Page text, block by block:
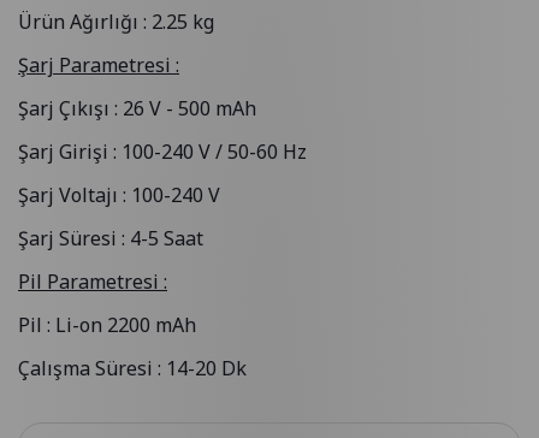
Ürün Ağırlığı : 2.25 kg
Şarj Parametresi :
Şarj Çıkışı : 26 V - 500 mAh
Şarj Girişi : 100-240 V / 50-60 Hz
Şarj Voltajı : 100-240 V
Şarj Süresi : 4-5 Saat
Pil Parametresi :
Pil : Li-on 2200 mAh
Çalışma Süresi : 14-20 Dk